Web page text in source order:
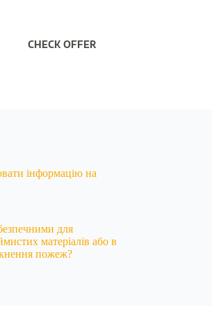
CHECK OFFER
інформацію на
для
матеріалів або в
пожеж?